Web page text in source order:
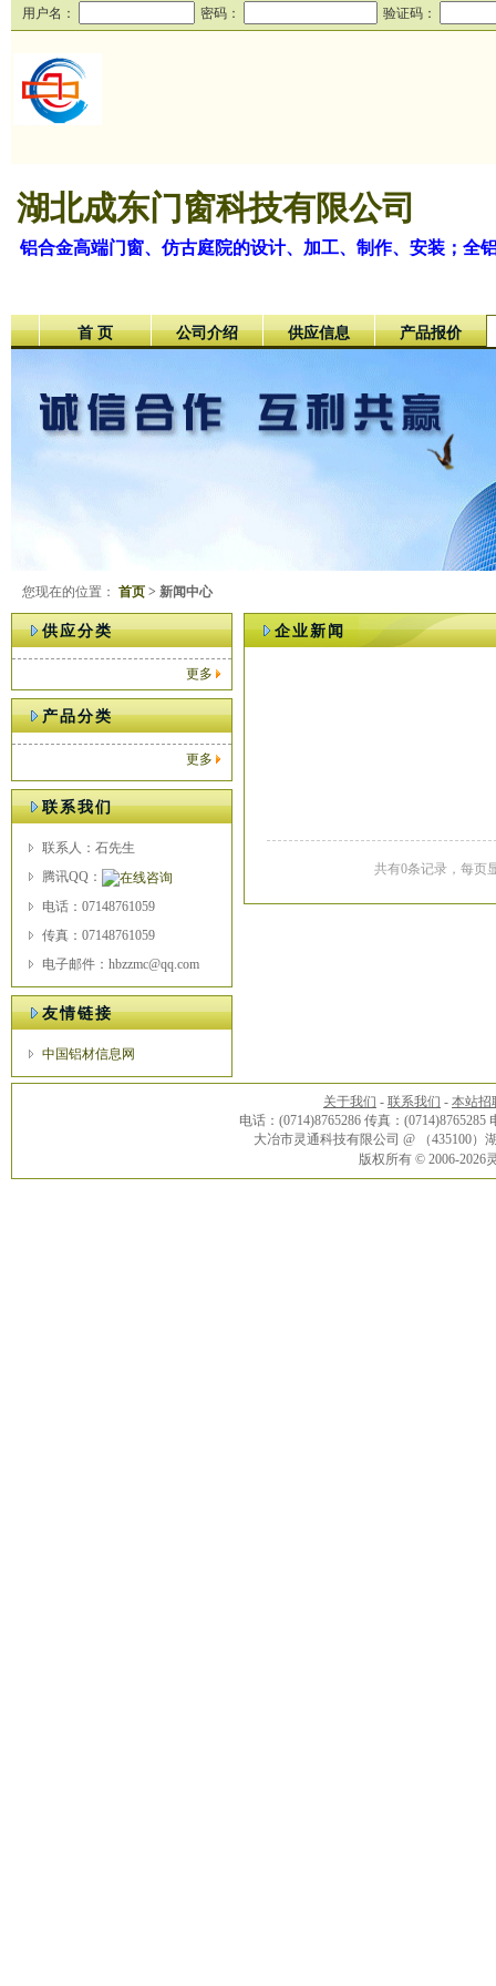
用户名： 密码： 验证码：
湖北成东门窗科技有限公司
铝合金高端门窗、仿古庭院的设计、加工、制作、安装；全
首 页 公司介绍 供应信息 产品报价
您现在的位置： 首页 > 新闻中心
供应分类
更多
产品分类
更多
联系我们
联系人：石先生
腾讯QQ：
电话：07148761059
传真：07148761059
电子邮件：hbzzmc@qq.com
友情链接
中国铝材信息网
企业新闻
共有0条记录，每页
关于我们 - 联系我们 - 本站招
电话：(0714)8765286 传真：(0714)8765285
大冶市灵通科技有限公司 @ （435100
版权所有 © 2006-2026